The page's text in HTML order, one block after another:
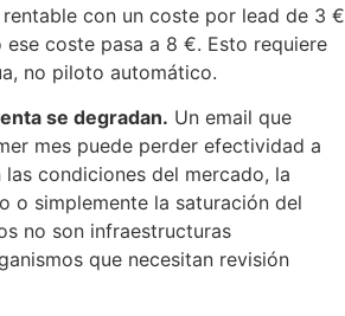
con un coste por lead de 3 €
coste pasa a 8 €. Esto requiere
no piloto automático.
se degradan. Un email que
mes puede perder efectividad a
condiciones del mercado, la
o simplemente la saturación del
no son infraestructuras
que necesitan revisión